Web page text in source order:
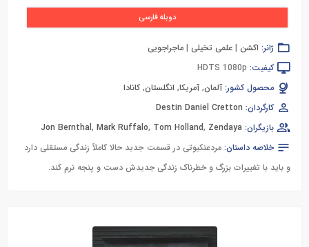
دوبله فارسی
ژانر: اکشن | علمی تخیلی | ماجراجویی
کیفیت: HDTS 1080p
محصول کشور: آلمان, آمریکا, انگلستان, کانادا
کارگردان: Destin Daniel Cretton
بازیگران:
Jon Bernthal, Mark Ruffalo, Tom Holland, Zendaya
خلاصه داستان:مردعنکبوتی در قسمت جدید حالا کاملاً زندگی مستقلی دارد
و باید با تغییرات بزرگ و خطرناک زندگی جدیدش دست و پنجه نرم کند.